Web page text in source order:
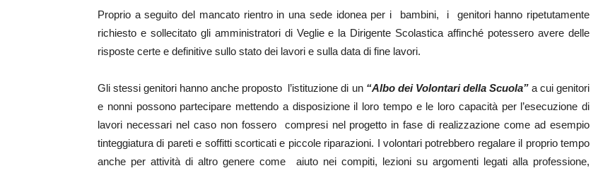
Proprio a seguito del mancato rientro in una sede idonea per i bambini, i genitori hanno ripetutamente
richiesto e sollecitato gli amministratori di Veglie e la Dirigente Scolastica affinché potessero avere delle
risposte certe e definitive sullo stato dei lavori e sulla data di fine lavori.
Gli stessi genitori hanno anche proposto l’istituzione di un “Albo dei Volontari della Scuola”a cui genitori
e nonni possono partecipare mettendo a disposizione il loro tempo e le loro capacità per l’esecuzione di
lavori necessari nel caso non fossero compresi nel progetto in fase di realizzazione come ad esempio
tinteggiatura di pareti e soffitti scorticati e piccole riparazioni. I volontari potrebbero regalare il proprio tempo
anche per attività di altro genere come aiuto nei compiti, lezioni su argomenti legati alla professione,